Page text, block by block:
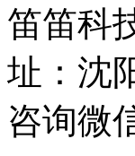
笛笛科
址：沈
咨询微